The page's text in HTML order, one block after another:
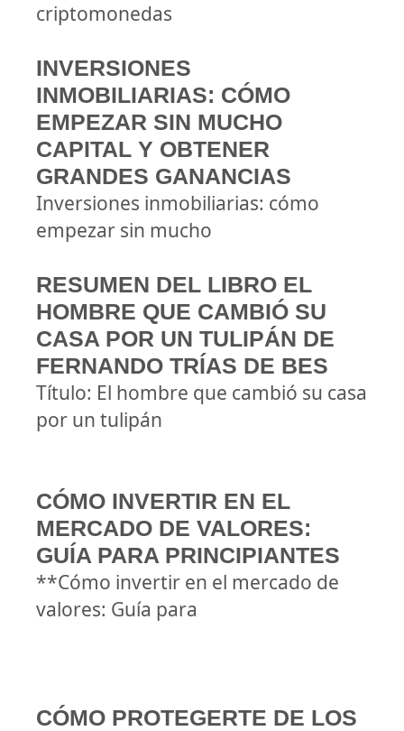
criptomonedas
INVERSIONES
INMOBILIARIAS: CÓMO
EMPEZAR SIN MUCHO
CAPITAL Y OBTENER
GRANDES GANANCIAS
Inversiones inmobiliarias: cómo
empezar sin mucho
RESUMEN DEL LIBRO EL
HOMBRE QUE CAMBIÓ SU
CASA POR UN TULIPÁN DE
FERNANDO TRÍAS DE BES
Título: El hombre que cambió su casa
por un tulipán
CÓMO INVERTIR EN EL
MERCADO DE VALORES:
GUÍA PARA PRINCIPIANTES
**Cómo invertir en el mercado de
valores: Guía para
CÓMO PROTEGERTE DE LOS